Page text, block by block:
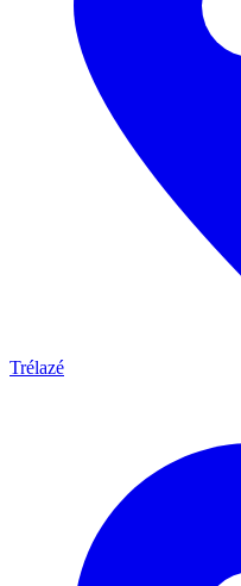
Trélazé